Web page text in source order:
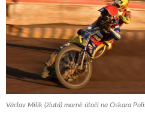
Václav Milík (žlutá) marně útočí na Oskara